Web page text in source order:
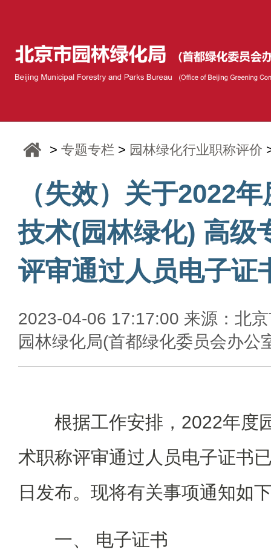
>专题专栏 > 园林绿化行业职称评价
（失效）关于2022
技术(园林绿化) 高级
评审通过人员电子证
2023-04-06 17:17:00 来源：北
园林绿化局(首都绿化委员会办公
根据工作安排，2022年度
术职称评审通过人员电子证书
日发布。现将有关事项通知如
一、 电子证书